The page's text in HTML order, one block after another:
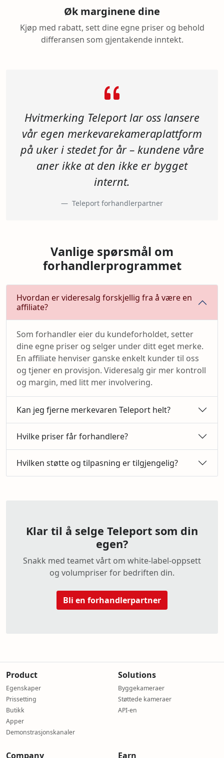
Øk marginene dine
Kjøp med rabatt, sett dine egne priser og behold
differansen som gjentakende inntekt.
Hvitmerking Teleport lar oss lansere
vår egen merkevarekameraplattform
på uker i stedet for år – kundene våre
aner ikke at den ikke er bygget
internt.
Teleport forhandlerpartner
Vanlige spørsmål om
forhandlerprogrammet
Hvordan er videresalg forskjellig fra å være en
affiliate?
Som forhandler eier du kundeforholdet, setter
dine egne priser og selger under ditt eget merke.
En affiliate henviser ganske enkelt kunder til oss
og tjener en provisjon. Videresalg gir mer kontroll
og margin, med litt mer involvering.
Kan jeg fjerne merkevaren Teleport helt?
Hvilke priser får forhandlere?
Hvilken støtte og tilpasning er tilgjengelig?
Klar til å selge Teleport som din
egen?
Snakk med teamet vårt om white-label-oppsett
og volumpriser for bedriften din.
Bli en forhandlerpartner
Product
Egenskaper
Prissetting
Butikk
Apper
Demonstrasjonskanaler
Solutions
Byggekameraer
Støttede kameraer
API-en
Company Earn